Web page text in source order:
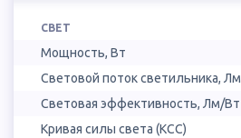
СВЕТ
Мощность, Вт
Световой поток светильника, Лм
Световая эффективность, Лм/Вт
Кривая силы света (КСС)